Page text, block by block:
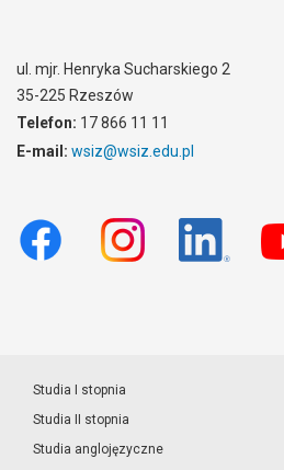
ul. mjr. Henryka Sucharskiego 2
35-225 Rzeszów
Telefon: 17 866 11 11
E-mail: wsiz@wsiz.edu.pl
Studia I stopnia
Studia II stopnia
Studia anglojęzyczne